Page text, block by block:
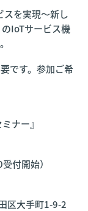
スを実現〜新し
のIoTサービス機
です。参加ご希
ナー』
付開始）
区大手町1-9-2